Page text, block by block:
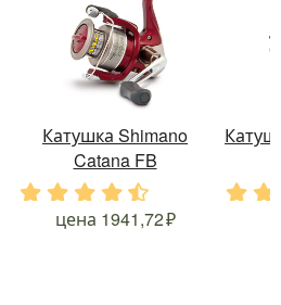
Катушка Shimano
Catana FB
. . . .
цена 1941,72